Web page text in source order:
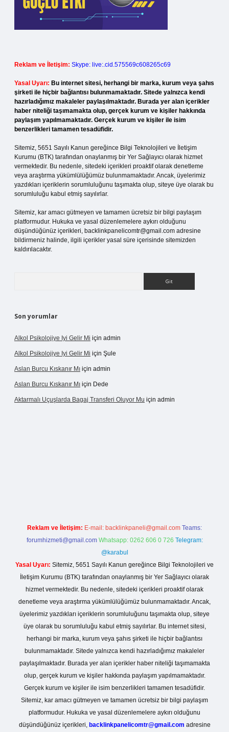
Reklam ve İletişim: Skype: live:.cid.575569c608265c69
Yasal Uyarı: Bu internet sitesi, herhangi bir marka, kurum veya şahıs
şirketi ile hiçbir bağlantısı bulunmamaktadır. Sitede yalnızca kendi
hazırladığımız makaleler paylaşılmaktadır. Burada yer alan içerikler
haber niteliği taşımamakta olup, gerçek kurum ve kişiler hakkında
paylaşım yapılmamaktadır. Gerçek kurum ve kişiler ile isim
benzerlikleri tamamen tesadüfidir.
Sitemiz, 5651 Sayılı Kanun gereğince Bilgi Teknolojileri ve İletişim
Kurumu (BTK) tarafından onaylanmış bir Yer Sağlayıcı olarak hizmet
vermektedir. Bu nedenle, sitedeki içerikleri proaktif olarak denetleme
veya araştırma yükümlülüğümüz bulunmamaktadır. Ancak, üyelerimiz
yazdıkları içeriklerin sorumluluğunu taşımakta olup, siteye üye olarak bu
sorumluluğu kabul etmiş sayılırlar.
Sitemiz, kar amacı gütmeyen ve tamamen ücretsiz bir bilgi paylaşım
platformudur. Hukuka ve yasal düzenlemelere aykırı olduğunu
düşündüğünüz içerikleri, backlinkpanelicomtr@gmail.com adresine
bildirmeniz halinde, ilgili içerikler yasal süre içerisinde sitemizden
kaldırılacaktır.
Son yorumlar
Alkol Psikolojiye Iyi Gelir Mi için admin
Alkol Psikolojiye Iyi Gelir Mi için Şule
Aslan Burcu Kıskanır Mı için admin
Aslan Burcu Kıskanır Mı için Dede
Aktarmalı Uçuşlarda Bagaj Transferi Oluyor Mu için admin
Reklam ve İletişim: E-mail: backlinkpaneli@gmail.com Teams:
forumhizmeti@gmail.com Whatsapp: 0262 606 0 726 Telegram:
@karabul
Yasal Uyarı: Sitemiz, 5651 Sayılı Kanun gereğince Bilgi Teknolojileri ve
İletişim Kurumu (BTK) tarafından onaylanmış bir Yer Sağlayıcı olarak
hizmet vermektedir. Bu nedenle, sitedeki içerikleri proaktif olarak
denetleme veya araştırma yükümlülüğümüz bulunmamaktadır. Ancak,
üyelerimiz yazdıkları içeriklerin sorumluluğunu taşımakta olup, siteye
üye olarak bu sorumluluğu kabul etmiş sayılırlar. Bu internet sitesi,
herhangi bir marka, kurum veya şahıs şirketi ile hiçbir bağlantısı
bulunmamaktadır. Sitede yalnızca kendi hazırladığımız makaleler
paylaşılmaktadır. Burada yer alan içerikler haber niteliği taşımamakta
olup, gerçek kurum ve kişiler hakkında paylaşım yapılmamaktadır.
Gerçek kurum ve kişiler ile isim benzerlikleri tamamen tesadüfidir.
Sitemiz, kar amacı gütmeyen ve tamamen ücretsiz bir bilgi paylaşım
platformudur. Hukuka ve yasal düzenlemelere aykırı olduğunu
düşündüğünüz içerikleri, backlinkpanelicomtr@gmail.com adresine